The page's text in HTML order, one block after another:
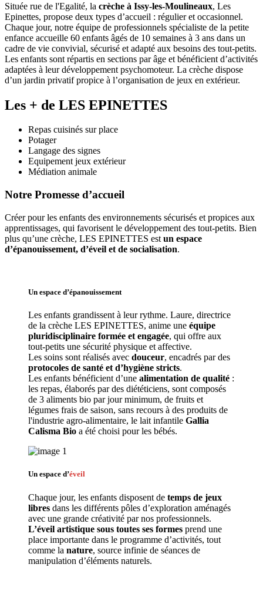
Située rue de l'Egalité, la crèche à Issy-les-Moulineaux, Les
Epinettes, propose deux types d’accueil : régulier et occasionnel.
Chaque jour, notre équipe de professionnels spécialiste de la petite
enfance accueille 60 enfants âgés de 10 semaines à 3 ans dans un
cadre de vie convivial, sécurisé et adapté aux besoins des tout-petits.
Les enfants sont répartis en sections par âge et bénéficient d’activités
adaptées à leur développement psychomoteur. La crèche dispose
d’un jardin privatif propice à l’organisation de jeux en extérieur.
Les + de LES EPINETTES
Repas cuisinés sur place
Potager
Langage des signes
Equipement jeux extérieur
Médiation animale
Notre Promesse d’accueil
Créer pour les enfants des environnements sécurisés et propices aux
apprentissages, qui favorisent le développement des tout-petits. Bien
plus qu’une crèche, LES EPINETTES est un espace
d’épanouissement, d’éveil et de socialisation.
Un espace d’épanouissement
Les enfants grandissent à leur rythme. Laure, directrice
de la crèche LES EPINETTES, anime une équipe
pluridisciplinaire formée et engagée, qui offre aux
tout-petits une sécurité physique et affective.
Les soins sont réalisés avec douceur
protocoles de santé et d’hygiène stricts.
Les enfants bénéficient d’une alimentation de qualité :
les repas, élaborés par des diététiciens, sont composés
de 3 aliments bio par jour minimum, de fruits et
légumes frais de saison, sans recours à des produits de
l'industrie agro-alimentaire, le lait infantile Gallia
Calisma Bio a été choisi pour les bébés.
Un espace d’éveil
Chaque jour, les enfants disposent de temps de jeux
libres dans les différents pôles d’exploration aménagés
L’éveil artistique sous toutes ses formes prend une
place importante dans le programme d’activités, tout
comme la nature, source infinie de séances de
manipulation d’éléments naturels.